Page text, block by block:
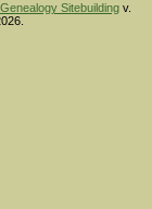
Sitebuildingv.